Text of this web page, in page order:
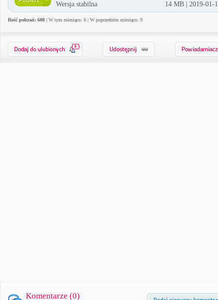
Wersja stabilna 14 MB | 2019-01-
Ilość pobrań: 608 | W tym miesiącu: 6 | W poprzednim miesiącu: 9
0
Komentarze (0)